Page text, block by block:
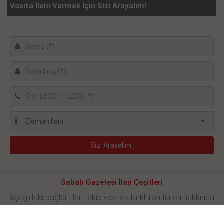
Vasıta İlanı Vermek İçin Sizi Arayalım!
Sabah Gazetesi İlan Çeşitleri
Aşağıdaki bağlantıları takip ederek farklı ilan türleri hakkında